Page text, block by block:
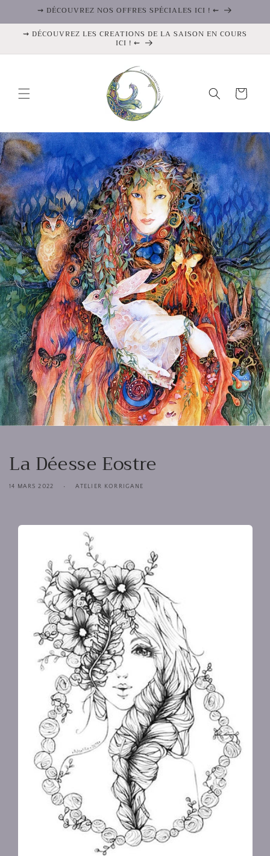
passer
au
contenu
⇝ DÉCOUVREZ NOS OFFRES SPÉCIALES ICI ! ⇜
⇝ DÉCOUVREZ LES CREATIONS DE LA SAISON EN COURS
ICI ! ⇜
Panier
La Déesse Eostre
14 MARS 2022 ATELIER KORRIGANE